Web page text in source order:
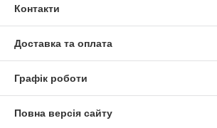
Контакти
Доставка та оплата
Графік роботи
Повна версія сайту